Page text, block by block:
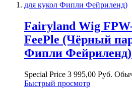
Fairyland Wig
FeePle (Чёрный
Фипли Фейриленд)
Special Price 3 995,00 Руб.
Быстрый просмотр